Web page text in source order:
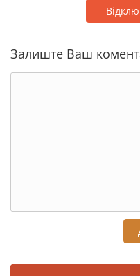
Залиште Ваш